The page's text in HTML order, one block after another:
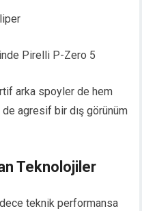
Pirelli P-Zero 5
arka spoyler de hem
agresif bir dış görünüm
Teknolojiler
teknik performansa